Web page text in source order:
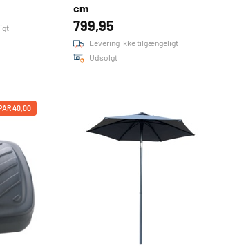
cm
799,95
Levering ikke tilgængeligt
Udsolgt
40,00